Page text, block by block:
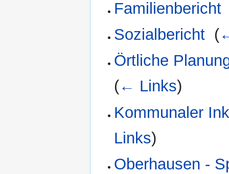
Familienbericht
Sozialbericht (
Örtliche
(← Links)
Kommunaler
Links)
Oberhausen -